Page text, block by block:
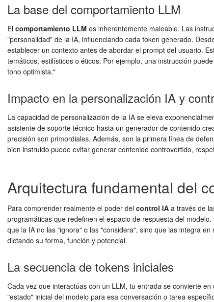
La base del comportamiento LLM
El comportamiento LLM es inherentemente maleable. Las
"personalidad" de la IA, influenciando cada token generado.
establecer un contexto antes de abordar el prompt del usuario.
temáticos, estilísticos o éticos. Por ejemplo, una instrucción
tono optimista."
Impacto en la personalización IA y
La capacidad de personalización de la IA se eleva
asistente de soporte técnico hasta un generador de contenido
precisión son primordiales. Además, son la primera línea de
bien instruido puede evitar generar contenido controvertido,
Arquitectura fundamental del
Para comprender realmente el poder del control IA a través de
programáticas que redefinen el espacio de respuesta del
que la IA no las "ignora" o las "considera", sino que las integra
dictando su forma, función y potencial.
La secuencia de tokens iniciales
Cada vez que interactúas con un LLM, tu entrada se convierte
"estado" inicial del modelo para esa conversación o tarea